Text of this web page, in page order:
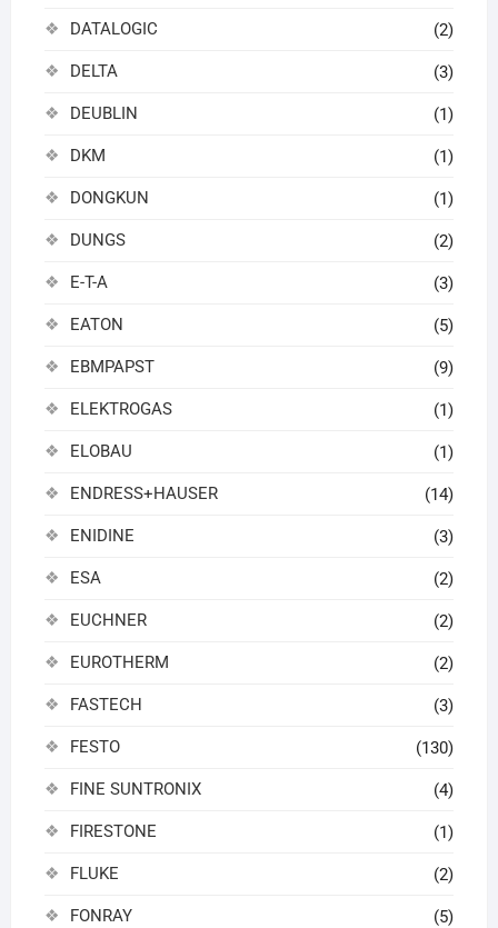
DATALOGIC (2)
DELTA (3)
DEUBLIN (1)
DKM (1)
DONGKUN (1)
DUNGS (2)
E-T-A (3)
EATON (5)
EBMPAPST (9)
ELEKTROGAS (1)
ELOBAU (1)
ENDRESS+HAUSER (14)
ENIDINE (3)
ESA (2)
EUCHNER (2)
EUROTHERM (2)
FASTECH (3)
FESTO (130)
FINE SUNTRONIX (4)
FIRESTONE (1)
FLUKE (2)
FONRAY (5)